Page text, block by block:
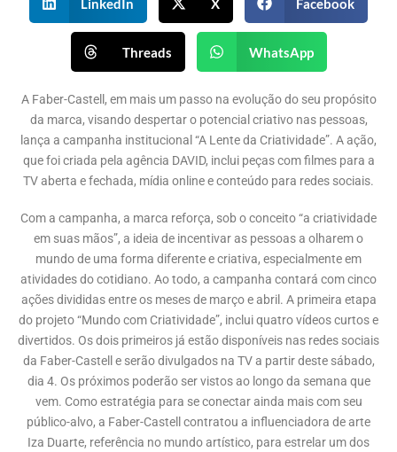
LinkedIn X Facebook
Threads WhatsApp
A Faber-Castell, em mais um passo na evolução do seu propósito
da marca, visando despertar o potencial criativo nas pessoas,
lança a campanha institucional “A Lente da Criatividade”. A ação,
que foi criada pela agência DAVID, inclui peças com filmes para a
TV aberta e fechada, mídia online e conteúdo para redes sociais.
Com a campanha, a marca reforça, sob o conceito “a criatividade
em suas mãos”, a ideia de incentivar as pessoas a olharem o
mundo de uma forma diferente e criativa, especialmente em
atividades do cotidiano. Ao todo, a campanha contará com cinco
ações divididas entre os meses de março e abril. A primeira etapa
do projeto “Mundo com Criatividade”, inclui quatro vídeos curtos e
divertidos. Os dois primeiros já estão disponíveis nas redes sociais
da Faber-Castell e serão divulgados na TV a partir deste sábado,
dia 4. Os próximos poderão ser vistos ao longo da semana que
vem. Como estratégia para se conectar ainda mais com seu
público-alvo, a Faber-Castell contratou a influenciadora de arte
Iza Duarte, referência no mundo artístico, para estrelar um dos